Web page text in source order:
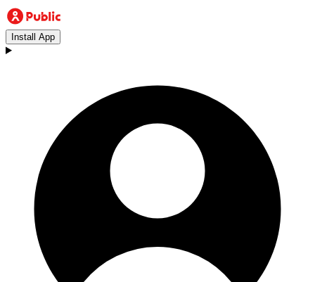
Install App